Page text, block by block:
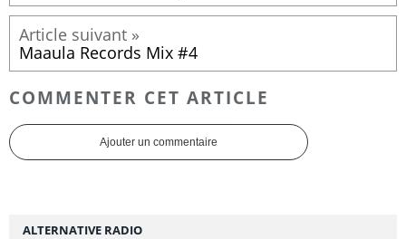
Maaula Records Mix #4
COMMENTER CET ARTICLE
Ajouter un commentaire
ALTERNATIVE RADIO